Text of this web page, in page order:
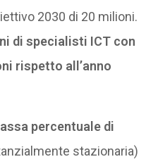
2030 di 20 milioni.
di specialisti ICT con
rispetto all’anno
percentuale di
stazionaria)